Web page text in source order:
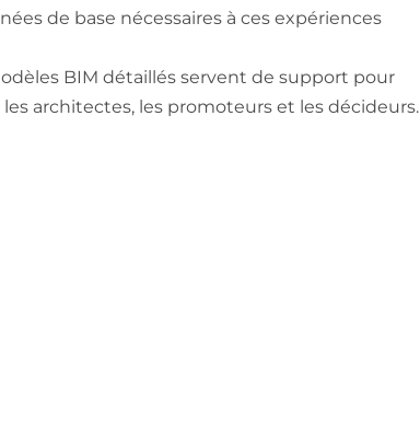
de base nécessaires à ces expériences
BIM détaillés servent de support pour
architectes, les promoteurs et les décideurs.